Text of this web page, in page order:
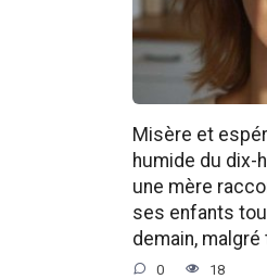
Misère et
humide du dix-
une mère
ses enfants
demain,
0 18